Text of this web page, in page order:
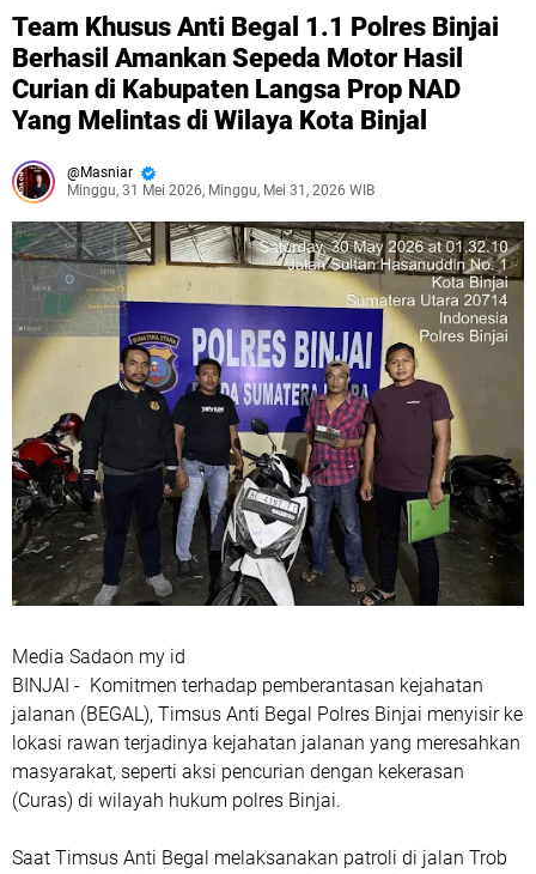
Team Khusus Anti Begal 1.1 Polres Binjai
Berhasil Amankan Sepeda Motor Hasil
Curian di Kabupaten Langsa Prop NAD
Yang Melintas di Wilaya Kota Binjal
Masniar
Minggu, 31 Mei 2026, Minggu, Mei 31, 2026 WIB
Media Sadaon my id
BINJAI - Komitmen terhadap pemberantasan kejahatan
jalanan (BEGAL), Timsus Anti Begal Polres Binjai menyisir ke
lokasi rawan terjadinya kejahatan jalanan yang meresahkan
masyarakat, seperti aksi pencurian dengan kekerasan
(Curas) di wilayah hukum polres Binjai.
Saat Timsus Anti Begal melaksanakan patroli di jalan Trob